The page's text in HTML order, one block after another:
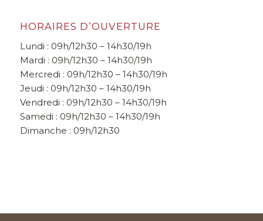
HORAIRES D’OUVERTURE
Lundi : 09h/12h30 – 14h30/19h
Mardi : 09h/12h30 – 14h30/19h
Mercredi : 09h/12h30 – 14h30/19h
Jeudi : 09h/12h30 – 14h30/19h
Vendredi : 09h/12h30 – 14h30/19h
Samedi : 09h/12h30 – 14h30/19h
Dimanche : 09h/12h30